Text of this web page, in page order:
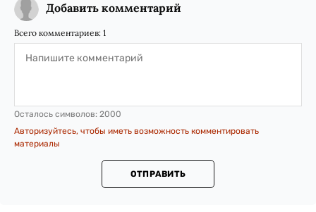
Добавить комментарий
Всего комментариев: 1
Осталось символов: 2000
Авторизуйтесь, чтобы иметь возможность комментировать
материалы
ОТПРАВИТЬ